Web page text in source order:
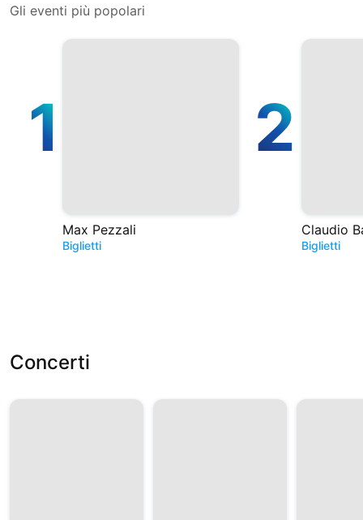
Gli eventi più popolari
1
Max Pezzali
Biglietti
2
Claudio
Biglietti
Concerti